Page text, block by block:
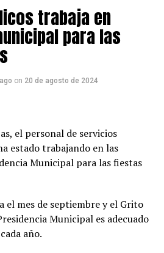
trabaja en
para las
on 20 de agosto de 2024
el personal de servicios
estado trabajando en las
Municipal para las fiestas
el mes de septiembre y el Grito
Municipal es adecuado
año.